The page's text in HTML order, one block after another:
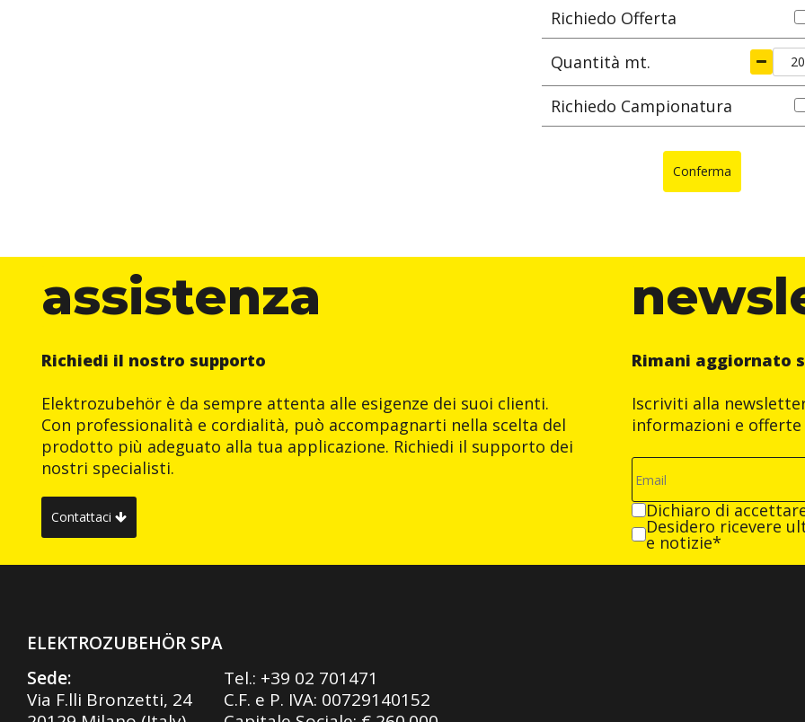
Richiedo Offerta
Quantità mt.
Richiedo Campionatura
Conferma
assistenza
Richiedi il nostro supporto
Elektrozubehör è da sempre attenta alle esigenze dei suoi clienti.
Con professionalità e cordialità, può accompagnarti nella scelta del
prodotto più adeguato alla tua applicazione. Richiedi il supporto dei
nostri specialisti.
Contattaci
Rimani aggiornato
Iscriviti alla
informazioni e
Dichiaro di
Desidero ricevere
e notizie*
ELEKTROZUBEHÖR SPA
Sede:
Via F.lli Bronzetti, 24
Tel.: +39 02 701471
C.F. e P. IVA: 00729140152